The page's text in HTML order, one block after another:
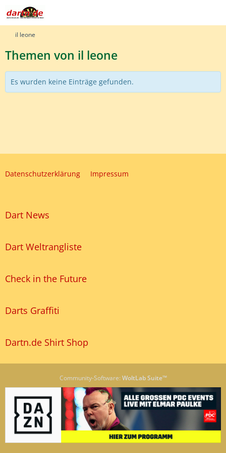
il leone
Themen von il leone
Es wurden keine Einträge gefunden.
Datenschutzerklärung Impressum
Dart News
Dart Weltrangliste
Check in the Future
Darts Graffiti
Dartn.de Shirt Shop
Community-Software: WoltLab Suite™